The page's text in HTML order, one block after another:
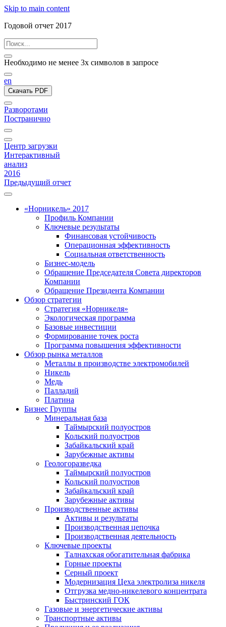
Skip to main content
Годовой отчет 2017
Необходимо не менее 3х символов в запросе
en
Скачать PDF
Разворотами
Постранично
Центр загрузки
Интерактивный
анализ
2016
Предыдущий отчет
«Норникель» 2017
Профиль Компании
Ключевые результаты
Финансовая устойчивость
Операционная эффективность
Социальная ответственность
Бизнес-модель
Обращение Председателя Совета директоров
Компании
Обращение Президента Компании
Обзор стратегии
Стратегия «Норникеля»
Экологическая программа
Базовые инвестиции
Формирование точек роста
Программа повышения эффективности
Обзор рынка металлов
Металлы в производстве электромобилей
Никель
Медь
Палладий
Платина
Бизнес Группы
Минеральная база
Таймырский полуостров
Кольский полуостров
Забайкальский край
Зарубежные активы
Геологоразведка
Таймырский полуостров
Кольский полуостров
Забайкальский край
Зарубежные активы
Производственные активы
Активы и результаты
Производственная цепочка
Производственная деятельность
Ключевые проекты
Талнахская обогатительная фабрика
Горные проекты
Серный проект
Модернизация Цеха электролиза никеля
Отгрузка медно-никелевого концентрата
Быстринский ГОК
Газовые и энергетические активы
Транспортные активы